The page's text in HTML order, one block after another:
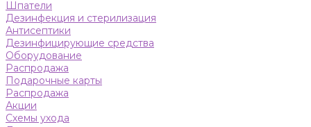
Шпатели
Дезинфекция и стерилизация
Антисептики
Дезинфицирующие средства
Оборудование
Распродажа
Подарочные карты
Распродажа
Акции
Схемы ухода